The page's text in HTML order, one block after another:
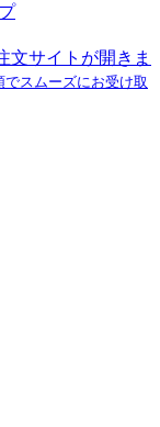
文サイトが開きま
スムーズにお受け取